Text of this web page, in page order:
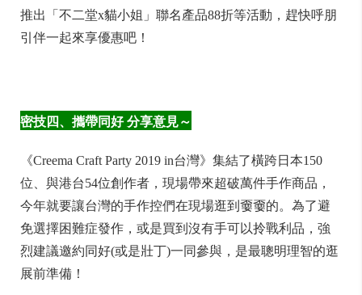
推出「不二堂x貓小姐」聯名產品88折等活動，趕快呼朋
引伴一起來享優惠吧！
密技四、攜帶同好 分享意見～
《Creema Craft Party 2019 in台灣》集結了橫跨日本150
位、與港台54位創作者，現場帶來超破萬件手作商品，
今年就要讓台灣的手作控們在現場逛到嫑嫑的。為了避
免選擇困難症發作，或是買到沒有手可以拎戰利品，強
烈建議邀約同好(或是壯丁)一同參與，是最聰明理智的逛
展前準備！